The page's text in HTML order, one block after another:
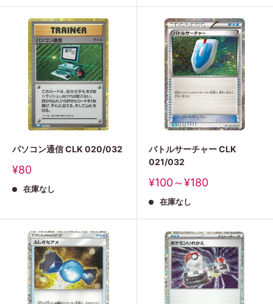
パソコン通信 CLK 020/032
販
価
¥80
在庫なし
バトルサーチャー CLK
021/032
販
価
¥100～¥180
在庫なし